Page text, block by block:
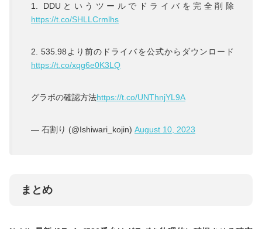
1. DDUというツールでドライバを完全削除
https://t.co/SHLLCrmlhs
2. 535.98より前のドライバを公式からダウンロード
https://t.co/xqg6e0K3LQ
グラボの確認方法https://t.co/UNThnjYL9A
— 石割り (@Ishiwari_kojin) August 10, 2023
まとめ